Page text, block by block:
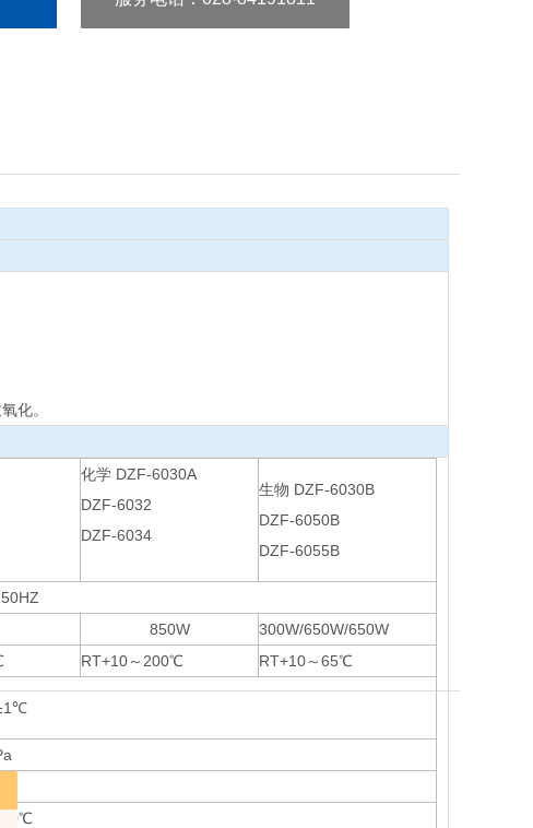
化。
化学 DZF-6030A
DZF-6032
DZF-6034
生物 DZF-6030B
DZF-6050B
DZF-6055B
850W
300W/650W/650W
RT+10～200℃
RT+10～65℃
40℃